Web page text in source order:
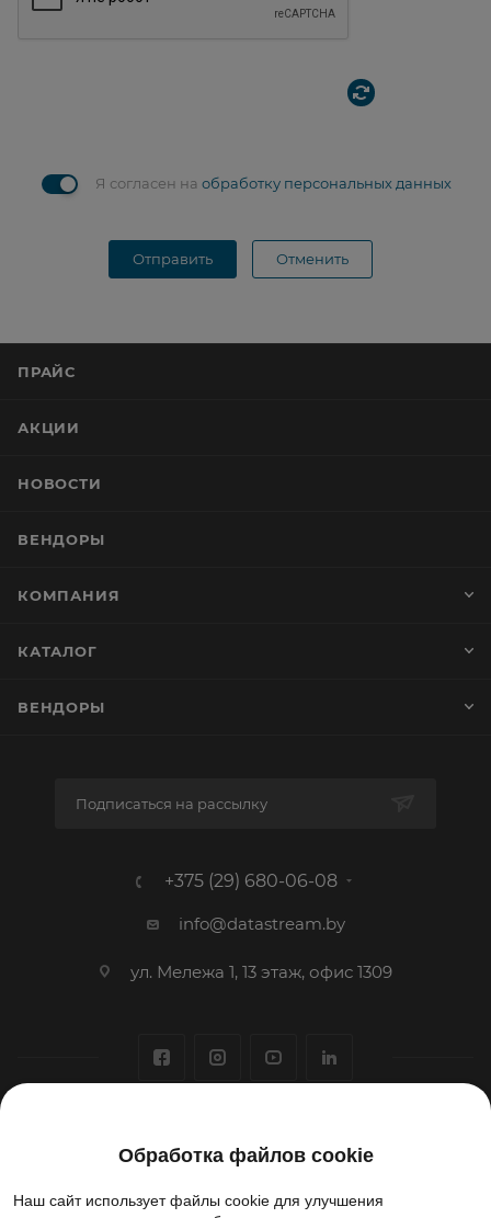
Я согласен на обработку персональных данных
Отправить Отменить
ПРАЙС
АКЦИИ
НОВОСТИ
ВЕНДОРЫ
КОМПАНИЯ
КАТАЛОГ
ВЕНДОРЫ
Подписаться на рассылку
+375 (29) 680-06-08
info@datastream.by
ул. Мележа 1, 13 этаж, офис 1309